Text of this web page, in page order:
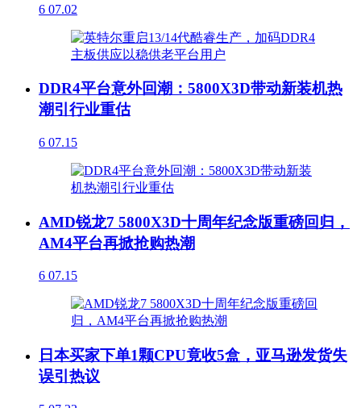
6 07.02
DDR4平台意外回潮：5800X3D带动新装机热
潮引行业重估
6 07.15
AMD锐龙7 5800X3D十周年纪念版重磅回归，
AM4平台再掀抢购热潮
6 07.15
日本买家下单1颗CPU竟收5盒，亚马逊发货失
误引热议